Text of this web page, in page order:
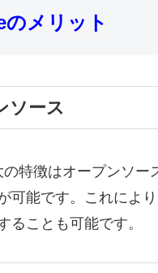
メリット
ソース
特徴はオープンソ
可能です。これによ
ることも可能です。